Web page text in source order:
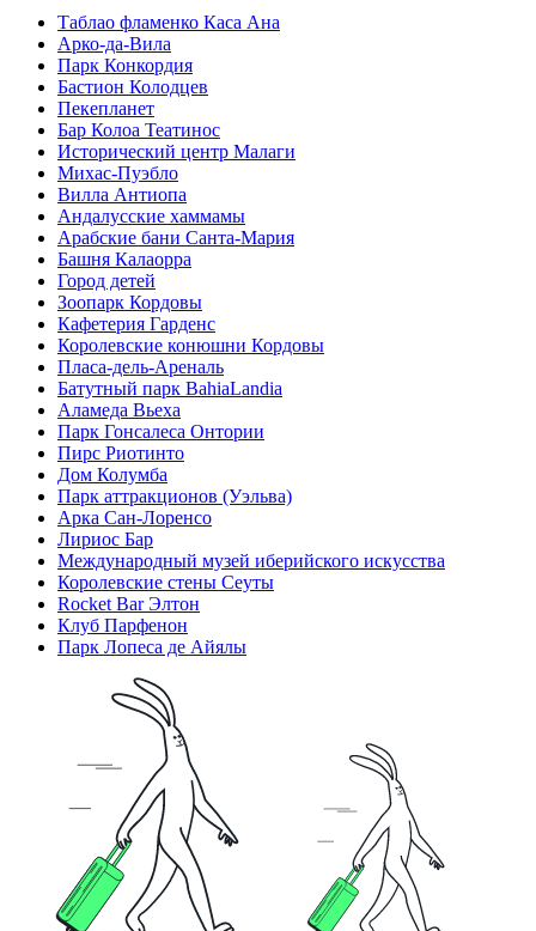
Таблао фламенко Каса Ана
Арко-да-Вила
Парк Конкордия
Бастион Колодцев
Пекепланет
Бар Колоа Театинос
Исторический центр Малаги
Михас-Пуэбло
Вилла Антиопа
Андалусские хаммамы
Арабские бани Санта-Мария
Башня Калаорра
Город детей
Зоопарк Кордовы
Кафетерия Гарденс
Королевские конюшни Кордовы
Пласа-дель-Ареналь
Батутный парк BahiaLandia
Аламеда Вьеха
Парк Гонсалеса Онтории
Пирс Риотинто
Дом Колумба
Парк аттракционов (Уэльва)
Арка Сан-Лоренсо
Лириос Бар
Международный музей иберийского искусства
Королевские стены Сеуты
Rocket Bar Элтон
Клуб Парфенон
Парк Лопеса де Айялы